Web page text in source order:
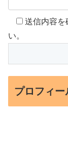
送信内容を
い。
プロフィー